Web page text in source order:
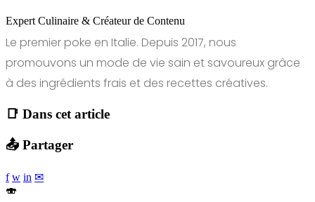
Expert Culinaire & Créateur de Contenu
Le premier poke en Italie. Depuis 2017, nous
promouvons un mode de vie sain et savoureux grâce
à des ingrédients frais et des recettes créatives.
📑 Dans cet article
📤 Partager
f w in ✉
🍣